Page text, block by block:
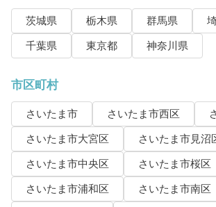
茨城県 栃木県 群馬県
千葉県
東京都 神奈川県
市区町村
さいたま市 さいたま市西区
さいたま市大宮区
さいたま市見沼
さいたま市中央区
さいたま市桜区
さいたま市浦和区
さいたま市南区